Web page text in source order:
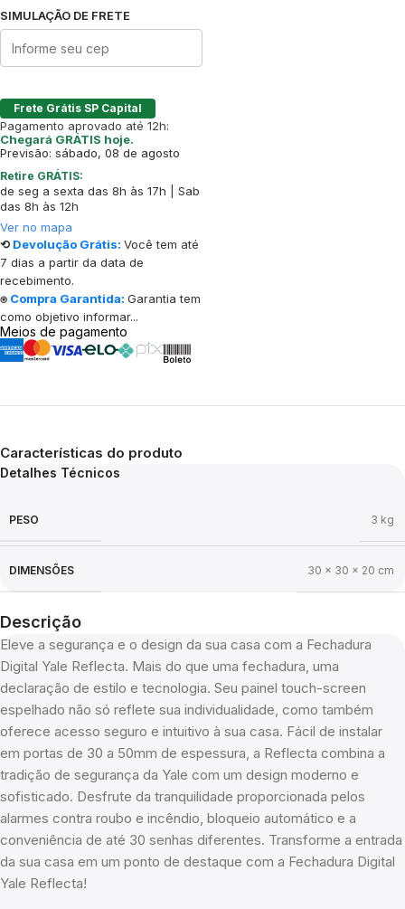
SIMULAÇÃO DE FRETE
Frete Grátis SP Capital
Pagamento aprovado até 12h:
Chegará GRÁTIS hoje.
Previsão: sábado, 08 de agosto
Retire GRÁTIS:
de seg a sexta das 8h às 17h | Sab
das 8h às 12h
Ver no mapa
⟲ Devolução Grátis: Você tem até
7 dias a partir da data de
recebimento.
⍟ Compra Garantida: Garantia tem
como objetivo informar...
Meios de pagamento
Características do produto
Detalhes Técnicos
PESO 3 kg
DIMENSÕES 30 × 30 × 20 cm
Descrição
Eleve a segurança e o design da sua casa com a Fechadura
Digital Yale Reflecta. Mais do que uma fechadura, uma
declaração de estilo e tecnologia. Seu painel touch-screen
espelhado não só reflete sua individualidade, como também
oferece acesso seguro e intuitivo à sua casa. Fácil de instalar
em portas de 30 a 50mm de espessura, a Reflecta combina a
tradição de segurança da Yale com um design moderno e
sofisticado. Desfrute da tranquilidade proporcionada pelos
alarmes contra roubo e incêndio, bloqueio automático e a
conveniência de até 30 senhas diferentes. Transforme a entrada
da sua casa em um ponto de destaque com a Fechadura Digital
Yale Reflecta!